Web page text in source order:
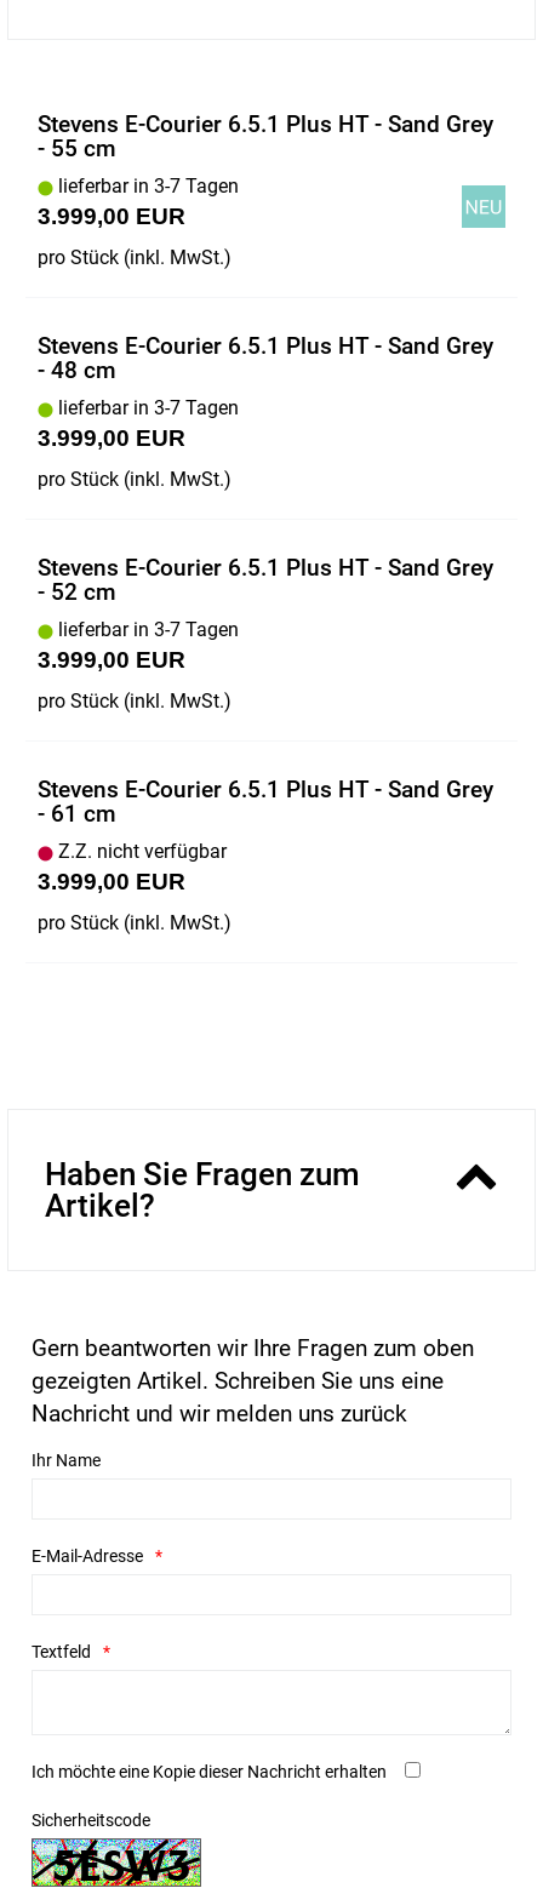
Stevens E-Courier 6.5.1 Plus HT - Sand Grey
- 55 cm
lieferbar in 3-7 Tagen
3.999,00 EUR
pro Stück (inkl. MwSt.)
Stevens E-Courier 6.5.1 Plus HT - Sand Grey
- 48 cm
lieferbar in 3-7 Tagen
3.999,00 EUR
pro Stück (inkl. MwSt.)
Stevens E-Courier 6.5.1 Plus HT - Sand Grey
- 52 cm
lieferbar in 3-7 Tagen
3.999,00 EUR
pro Stück (inkl. MwSt.)
Stevens E-Courier 6.5.1 Plus HT - Sand Grey
- 61 cm
Z.Z. nicht verfügbar
3.999,00 EUR
pro Stück (inkl. MwSt.)
Haben Sie Fragen zum
Artikel?
Gern beantworten wir Ihre Fragen zum oben
gezeigten Artikel. Schreiben Sie uns eine
Nachricht und wir melden uns zurück
Ihr Name
E-Mail-Adresse
Textfeld
Ich möchte eine Kopie dieser Nachricht erhalten
Sicherheitscode